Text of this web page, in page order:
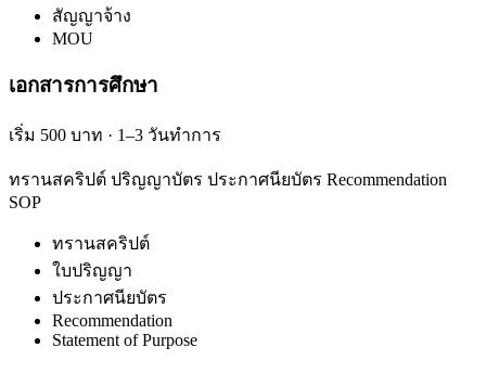
สัญญาจ้าง
MOU
เอกสารการศึกษา
เริ่ม 500 บาท · 1–3 วันทำการ
ทรานสคริปต์ ปริญญาบัตร ประกาศนียบัตร Recommendation
SOP
ทรานสคริปต์
ใบปริญญา
ประกาศนียบัตร
Recommendation
Statement of Purpose